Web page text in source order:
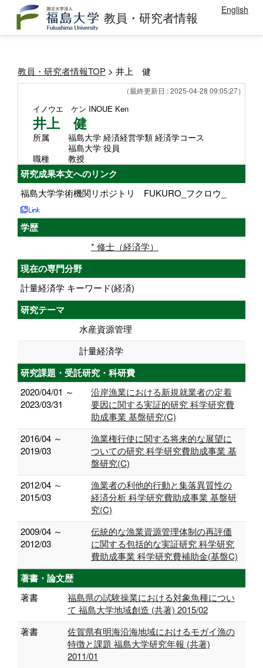
教員・研究者情報 English
教員・研究者情報TOP > 井上 健
（最終更新日 : 2025-04-28 09:05:27）
イノウエ ケン INOUE Ken
井上 健
所属
福島大学 経済経営学類 経済学コース
福島大学 役員
職種
教授
研究成果本文へのリンク
福島大学学術機関リポジトリ FUKURO_フクロウ_
学歴
* 修士（経済学）
現在の専門分野
計量経済学 キーワード(経済)
研究テーマ
水産資源管理
計量経済学
研究課題・受託研究・科研費
2020/04/01 ～
2023/03/31
沿岸漁業における新規就業者の定着
要因に関する実証的研究 科学研究費
助成事業 基盤研究(C)
2016/04 ～
2019/03
漁業権行使に関する将来的な展望に
ついての研究 科学研究費助成事業 基
盤研究(C)
2012/04 ～
2015/03
漁業者の利他的行動と集落異質性の
経済分析 科学研究費助成事業 基盤研
究(C)
2009/04 ～
2012/03
伝統的な漁業資源管理体制の再評価
に関する包括的な実証研究 科学研究
費助成事業 科学研究費補助金(基盤C)
著書・論文歴
著書
福島県の試験操業における対象魚種につい
て 福島大学地域創造 (共著) 2015/02
著書
佐賀県有明海沿海地域におけるモガイ漁の
特徴と課題 福島大学研究年報 (共著)
2011/01